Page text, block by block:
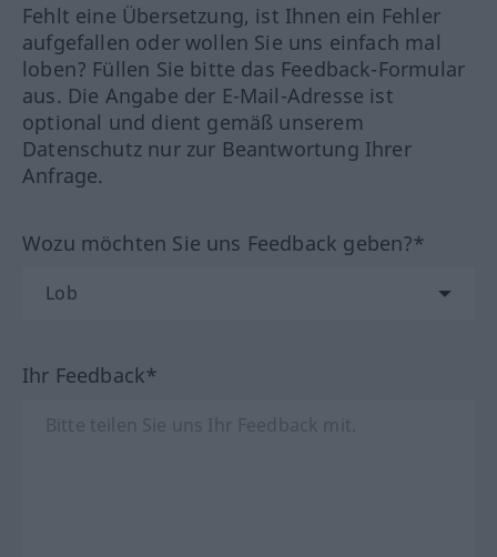
Fehlt eine Übersetzung, ist Ihnen ein Fehler
aufgefallen oder wollen Sie uns einfach mal
loben? Füllen Sie bitte das Feedback-Formular
aus. Die Angabe der E-Mail-Adresse ist
optional und dient gemäß unserem
Datenschutz nur zur Beantwortung Ihrer
Anfrage.
Wozu möchten Sie uns Feedback geben?*
Ihr Feedback*